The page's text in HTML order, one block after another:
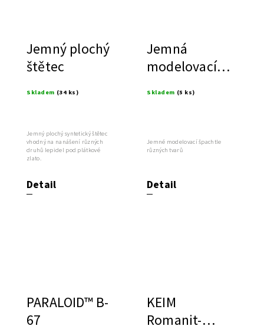
Jemný plochý
štětec
Skladem (34 ks)
Detail
Jemný plochý syntetický štětec
vhodný na nanášení různých
druhů lepidel pod plátkové
zlato.
Jemná
modelovací
Skladem (5 ks)
Detail
Jemné modelovací špachtle
různých tvarů
PARALOID™ B-
67
KEIM
Romanit-